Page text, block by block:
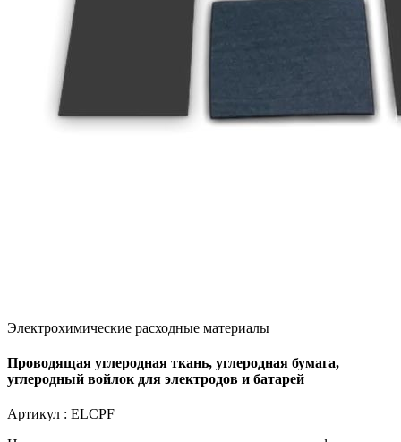
Электрохимические расходные материалы
Проводящая углеродная ткань, углеродная бумага,
углеродный войлок для электродов и батарей
Артикул : ELCPF